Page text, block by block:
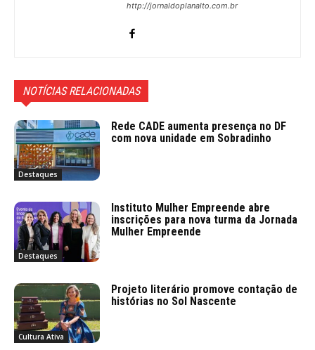
http://jornaldoplanalto.com.br
NOTÍCIAS RELACIONADAS
Destaques
Rede CADE aumenta presença no DF
com nova unidade em Sobradinho
Destaques
Instituto Mulher Empreende abre
inscrições para nova turma da Jornada
Mulher Empreende
Cultura Ativa
Projeto literário promove contação de
histórias no Sol Nascente